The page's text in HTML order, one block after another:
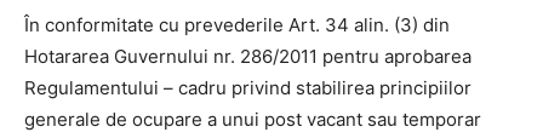
În conformitate cu prevederile Art. 34 alin. (3) din
Hotararea Guvernului nr. 286/2011 pentru aprobarea
Regulamentului – cadru privind stabilirea principiilor
generale de ocupare a unui post vacant sau temporar